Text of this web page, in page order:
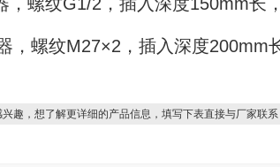
，螺纹M27×2，插入深度200mm
兴趣，想了解更详细的产品信息，填写下表直接与厂家联系